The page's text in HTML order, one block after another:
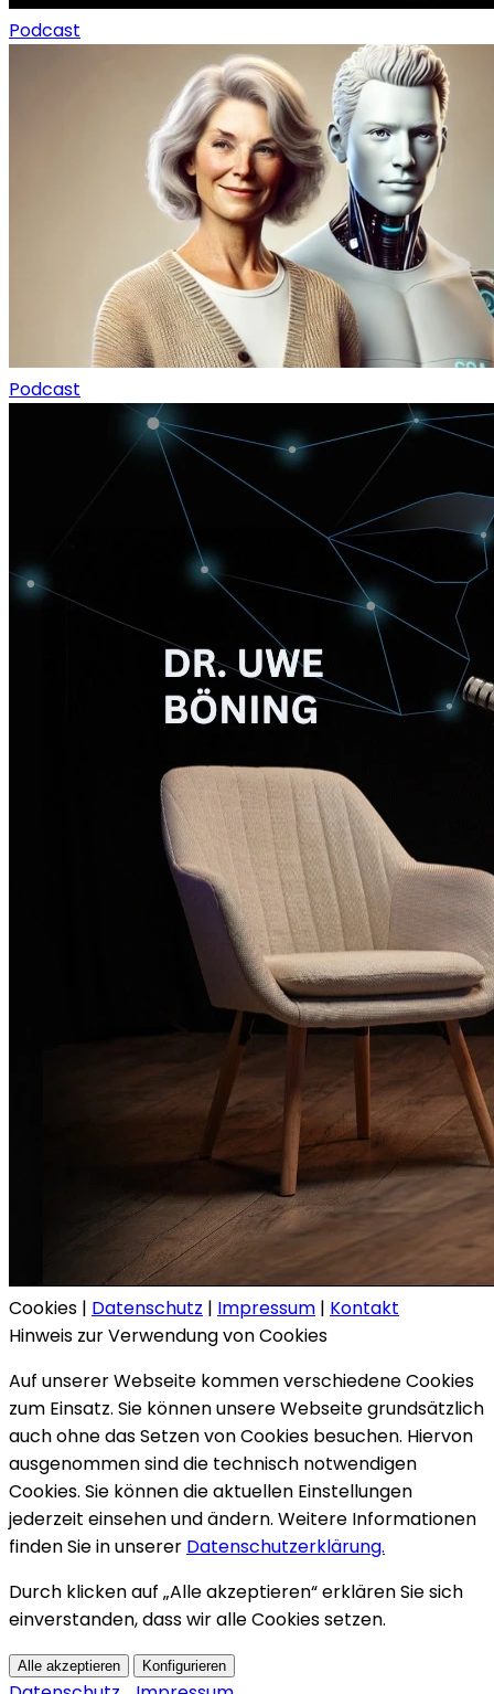
Podcast
Podcast
Cookies | Datenschutz | Impressum | Kontakt
Hinweis zur Verwendung von Cookies
Auf unserer Webseite kommen verschiedene Cookies
zum Einsatz. Sie können unsere Webseite grundsätzlich
auch ohne das Setzen von Cookies besuchen. Hiervon
ausgenommen sind die technisch notwendigen
Cookies. Sie können die aktuellen Einstellungen
jederzeit einsehen und ändern. Weitere Informationen
finden Sie in unserer Datenschutzerklärung.
Durch klicken auf „Alle akzeptieren“ erklären Sie sich
einverstanden, dass wir alle Cookies setzen.
Alle akzeptieren Konfigurieren